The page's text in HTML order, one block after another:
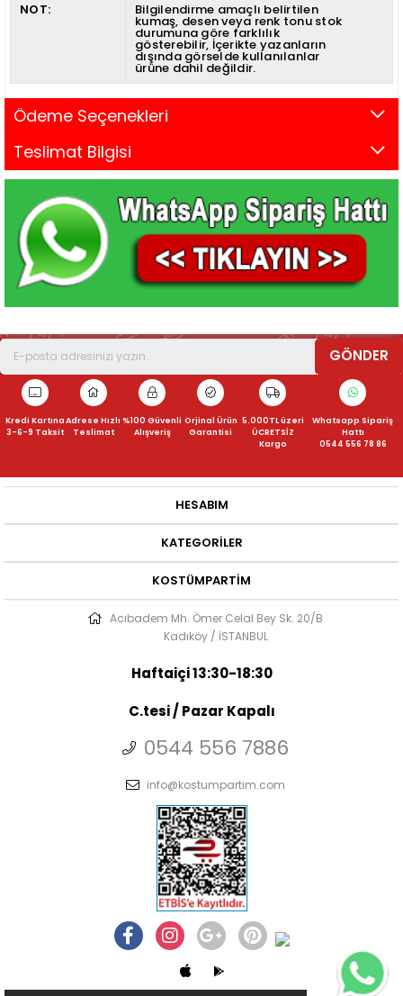
NOT:
Bilgilendirme amaçlı belirtilen
kumaş, desen veya renk tonu stok
durumuna göre farklılık
gösterebilir İçerikte yazanların
dışında görselde kullanılanlar
ürüne dahil değildir.
Ödeme Seçenekleri
Teslimat Bilgisi
GÖNDER
Kredi Kartına
3-6-9 Taksit
Adrese Hızlı
Teslimat
%100 Güvenli
Alışveriş
Orjinal Ürün
Garantisi
5.000TL üzeri
ÜCRETSİZ
Kargo
Whatsapp Sipariş
Hattı
0544 556 78 86
HESABIM
KATEGORILER
KOSTÜMPARTIM
Acıbadem Mh. Ömer Celal Bey Sk. 20/B
Kadıköy / İSTANBUL
Haftaiçi 13:30-18:30
C.tesi / Pazar Kapalı
0544 556 7886
info@kostumpartim.com